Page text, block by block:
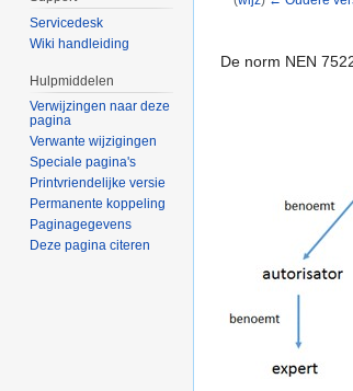
De norm NEN
Servicedesk
Wiki handleiding
Hulpmiddelen
Verwijzingen naar deze
pagina
Verwante wijzigingen
Speciale pagina's
Printvriendelijke versie
Permanente koppeling
Paginagegevens
Deze pagina citeren